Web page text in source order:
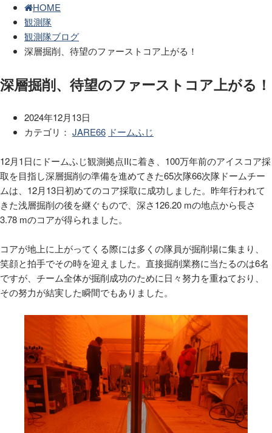
HOME
観測隊
観測隊ブログ
深層掘削、待望のファーストコア上がる！
深層掘削、待望のファーストコア上がる！
2024年12月13日
カテゴリ： JARE66 ドームふじ
12月1日にドームふじ観測拠点IIに着き、100万年前のアイスコア採
取を目指し深層掘削の準備を進めてきた65次隊66次隊ドームチー
ムは、12月13日初めてのコア採取に成功しました。昨年行われて
きた浅層掘削の後を継ぐもので、深さ126.20 mの地点から長さ
3.78 mのコアが得られました。
コアが地上に上がってくる際には多くの隊員が掘削場に集まり、
笑顔と拍手でその時を迎えました。直接掘削業務に当たるのは6名
ですが、チーム全体が掘削成功のために日々努力を重ねており、
その努力が結実した瞬間でもありました。